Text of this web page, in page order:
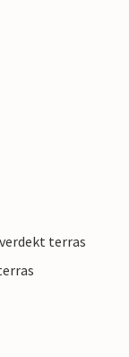
terras